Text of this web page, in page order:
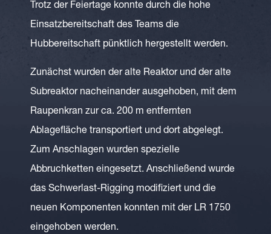
Trotz der Feiertage konnte durch die hohe
Einsatzbereitschaft des Teams die
Hubbereitschaft pünktlich hergestellt werden.
Zunächst wurden der alte Reaktor und der alte
Subreaktor nacheinander ausgehoben, mit dem
Raupenkran zur ca. 200 m entfernten
Ablagefläche transportiert und dort abgelegt.
Zum Anschlagen wurden spezielle
Abbruchketten eingesetzt. Anschließend wurde
das Schwerlast-Rigging modifiziert und die
neuen Komponenten konnten mit der LR 1750
eingehoben werden.